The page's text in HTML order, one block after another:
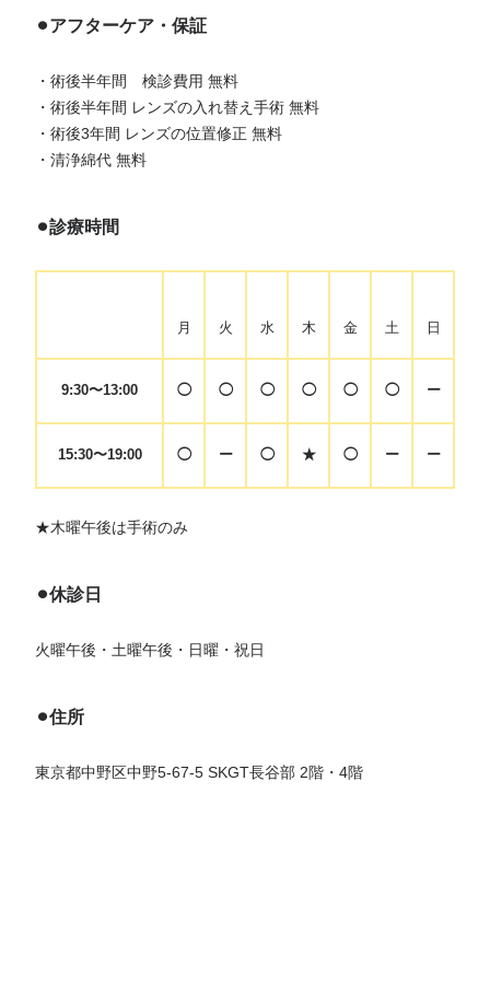
⚫︎アフターケア・保証
・術後半年間 検診費用 無料
・術後半年間 レンズの入れ替え手術 無料
・術後3年間 レンズの位置修正 無料
・清浄綿代 無料
⚫︎診療時間
月 火 水 木 金 土 日
9:30〜13:00 ◯ ◯ ◯ ◯ ◯ ◯ ー
15:30〜19:00 ◯ ー ◯ ★ ◯ ー ー
★木曜午後は手術のみ
⚫︎休診日
火曜午後・土曜午後・日曜・祝日
⚫︎住所
東京都中野区中野5-67-5 SKGT長谷部 2階・4階